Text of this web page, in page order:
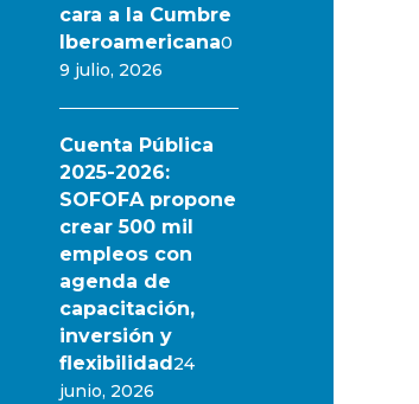
cara a la Cumbre
Iberoamericana0
9 julio, 2026
Cuenta Pública
2025-2026:
SOFOFA propone
crear 500 mil
empleos con
agenda de
capacitación,
inversión y
flexibilidad24
junio, 2026